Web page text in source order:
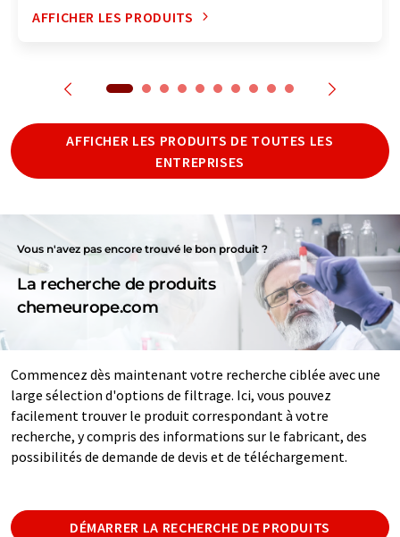
AFFICHER LES PRODUITS
AFFICHER LES PRODUITS DE TOUTES LES
ENTREPRISES
Vous n'avez pas encore trouvé le bon produit ?
La recherche de produits
chemeurope.com
Commencez dès maintenant votre recherche ciblée avec une
large sélection d'options de filtrage. Ici, vous pouvez
facilement trouver le produit correspondant à votre
recherche, y compris des informations sur le fabricant, des
possibilités de demande de devis et de téléchargement.
DÉMARRER LA RECHERCHE DE PRODUITS